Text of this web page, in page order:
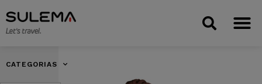
CATEGORIAS